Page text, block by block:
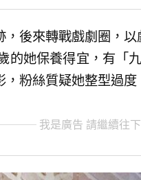
，後來轉戰戲劇圈，
的她保養得宜，有「
粉絲質疑她整型過度
我是廣告 請繼續往